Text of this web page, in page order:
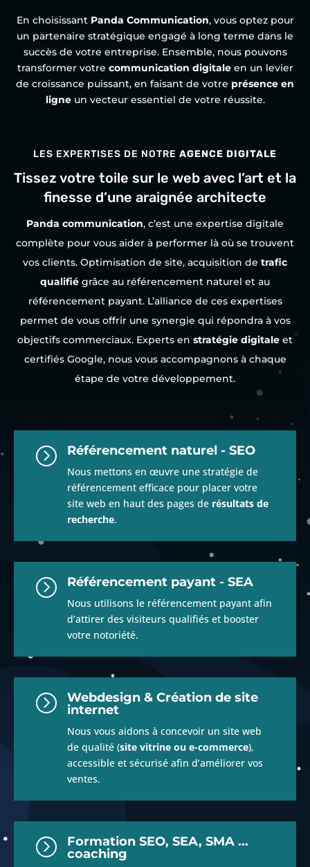
En choisissant Panda Communication, vous optez pour
un partenaire stratégique engagé à long terme dans le
succès de votre entreprise. Ensemble, nous pouvons
transformer votre communication digitaleen un levier
de croissance puissant, en faisant de votre présence en
ligneun vecteur essentiel de votre réussite.
LES EXPERTISES DE NOTRE AGENCE DIGITALE
Tissez votre toile sur le web avec l’art et la
finesse d’une araignée architecte
Panda communication, c’est une expertise digitale
complète pour vous aider à performer là où se trouvent
vos clients. Optimisation de site, acquisition de trafic
qualifié grâce au référencement naturel et au
référencement payant. L’alliance de ces expertises
permet de vous offrir une synergie qui répondra à vos
objectifs commerciaux. Experts en stratégie digitale et
certifiés Google, nous vous accompagnons à chaque
étape de votre développement.
= Référencement naturel - SEO
Nous mettons en œuvre une stratégie de
référencement efficace pour placer votre
site web en haut des pages de résultats de
recherche.
= Référencement payant - SEA
Nous utilisons le référencement payant afin
d’attirer des visiteurs qualifiés et booster
votre notoriété.
=
Webdesign & Création de site
internet
Nous vous aidons à concevoir un site web
de qualité (site vitrine ou e-commerce),
accessible et sécurisé afin d’améliorer vos
ventes.
=
Formation SEO, SEA, SMA ...
coaching